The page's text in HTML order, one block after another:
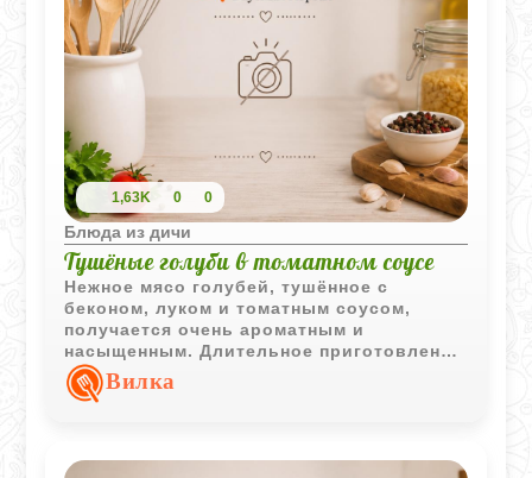
1,63K 0 0
Блюда из дичи
Тушёные голуби в томатном соусе
Нежное мясо голубей, тушённое с
беконом, луком и томатным соусом,
получается очень ароматным и
насыщенным. Длительное приготовление
делает птицу мягкой и особенно сочной.
Вилка